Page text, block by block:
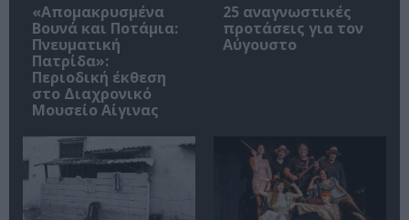
«Απομακρυσμένα
Βουνά και Ποτάμια:
Πνευματική
Πατρίδα»:
Περιοδική έκθεση
στο Διαχρονικό
Μουσείο Αίγινας
25 αναγνωστικές
προτάσεις για τον
Αύγουστο